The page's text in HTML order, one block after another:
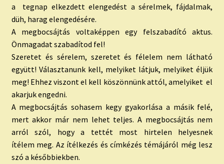
a tegnap elkezdett elengedést a sérelmek, fájdalmak,
düh, harag elengedésére.
A megbocsájtás voltaképpen egy felszabadító aktus.
Önmagadat szabadítod fel!
Szeretet és sérelem, szeretet és félelem nem látható
együtt! Választanunk kell, melyiket látjuk, melyiket éljük
meg! Ehhez viszont el kell köszönnünk attól, amelyiket el
akarjuk engedni.
A megbocsájtás sohasem kegy gyakorlása a másik felé,
mert akkor már nem lehet teljes. A megbocsájtás nem
arról szól, hogy a tettét most hirtelen helyesnek
ítélem meg. Az ítélkezés és címkézés témájáról még lesz
szó a későbbiekben.